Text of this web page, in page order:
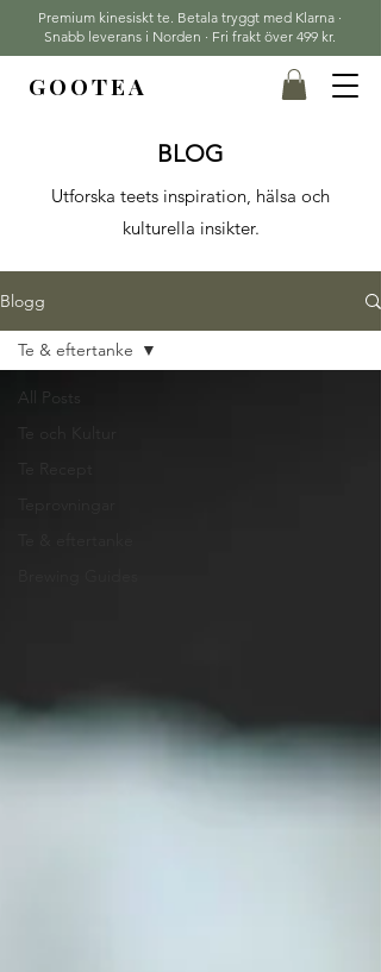
Premium kinesiskt te. Betala tryggt med Klarna ·
Snabb leverans i Norden · Fri frakt över 499 kr.
GOOTEA
BLOG
Utforska teets inspiration, hälsa och
kulturella insikter.
Blogg
All Posts
Te och Kultur
Te & eftertanke